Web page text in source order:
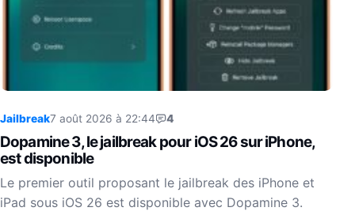
Jailbreak7 août 2026 à 22:44 4
Dopamine 3, le jailbreak pour iOS 26 sur iPhone,
est disponible
Le premier outil proposant le jailbreak des iPhone et
iPad sous iOS 26 est disponible avec Dopamine 3.